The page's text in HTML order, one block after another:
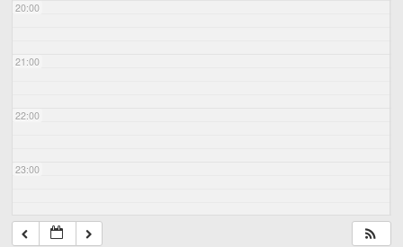
20:00
21:00
22:00
23:00